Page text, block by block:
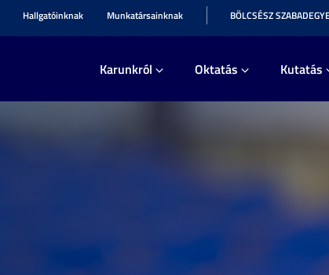
Hallgatóinknak Munkatársainknak BÖLCSÉSZ
Karunkról Oktatás Kutatás